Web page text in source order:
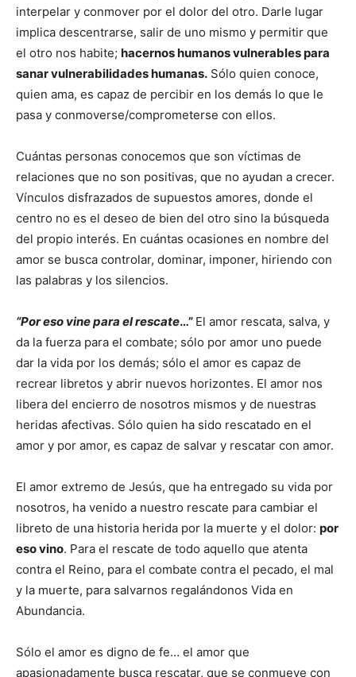
interpelar y conmover por el dolor del otro. Darle lugar
implica descentrarse, salir de uno mismo y permitir que
el otro nos habite; hacernos humanos vulnerables para
sanar vulnerabilidades humanas. Sólo quien conoce,
quien ama, es capaz de percibir en los demás lo que le
pasa y conmoverse/comprometerse con ellos.
Cuántas personas conocemos que son víctimas de
relaciones que no son positivas, que no ayudan a crecer.
Vínculos disfrazados de supuestos amores, donde el
centro no es el deseo de bien del otro sino la búsqueda
del propio interés. En cuántas ocasiones en nombre del
amor se busca controlar, dominar, imponer, hiriendo con
las palabras y los silencios.
“Por eso vine para el rescate…” El amor rescata, salva, y
da la fuerza para el combate; sólo por amor uno puede
dar la vida por los demás; sólo el amor es capaz de
recrear libretos y abrir nuevos horizontes. El amor nos
libera del encierro de nosotros mismos y de nuestras
heridas afectivas. Sólo quien ha sido rescatado en el
amor y por amor, es capaz de salvar y rescatar con amor.
El amor extremo de Jesús, que ha entregado su vida por
nosotros, ha venido a nuestro rescate para cambiar el
libreto de una historia herida por la muerte y el dolor: por
eso vino. Para el rescate de todo aquello que atenta
contra el Reino, para el combate contra el pecado, el mal
y la muerte, para salvarnos regalándonos Vida en
Abundancia.
Sólo el amor es digno de fe… el amor que
apasionadamente busca rescatar, que se conmueve con